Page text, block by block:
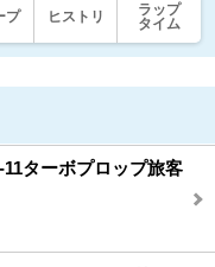
プ ヒストリ
ラップ
タイム
ターボプロップ旅客